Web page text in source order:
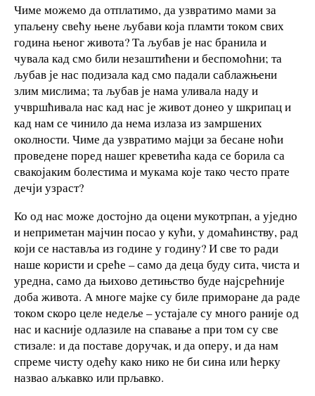
Чиме можемо да отплатимо, да узвратимо мами за
упаљену свећу њене љубави која пламти током свих
година њеног живота? Та љубав је нас бранила и
чувала кад смо били незаштићени и беспомоћни; та
љубав је нас подизала кад смо падали саблажњени
злим мислима; та љубав је нама уливала наду и
учвршћивала нас кад нас је живот донео у шкрипац и
кад нам се чинило да нема излаза из замршених
околности. Чиме да узвратимо мајци за бесане ноћи
проведене поред нашег креветића када се борила са
свакојаким болестима и мукама које тако често прате
дечји узраст?
Ко од нас може достојно да оцени мукотрпан, а уједно
и неприметан мајчин посао у кући, у домаћинству, рад
који се наставља из године у годину? И све то ради
наше користи и среће – само да деца буду сита, чиста и
уредна, само да њихово детињство буде најсрећније
доба живота. А многе мајке су биле приморане да раде
током скоро целе недеље – устајале су много раније од
нас и касније одлазиле на спавање а при том су све
стизале: и да поставе доручак, и да оперу, и да нам
спреме чисту одећу како нико не би сина или ћерку
назвао аљкавко или прљавко.